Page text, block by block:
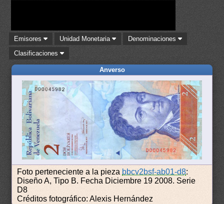
Emisores Unidad Monetaria
Denominaciones
Clasificaciones
Anverso
Foto perteneciente a la pieza bbcv2bsf-ab01-d8:
Diseño A, Tipo B. Fecha Diciembre 19 2008. Serie
D8
Créditos fotográfico: Alexis Hernández